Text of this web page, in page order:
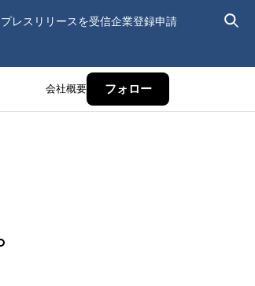
プレスリリースを受信企業登録申請
会社概要 フォロー